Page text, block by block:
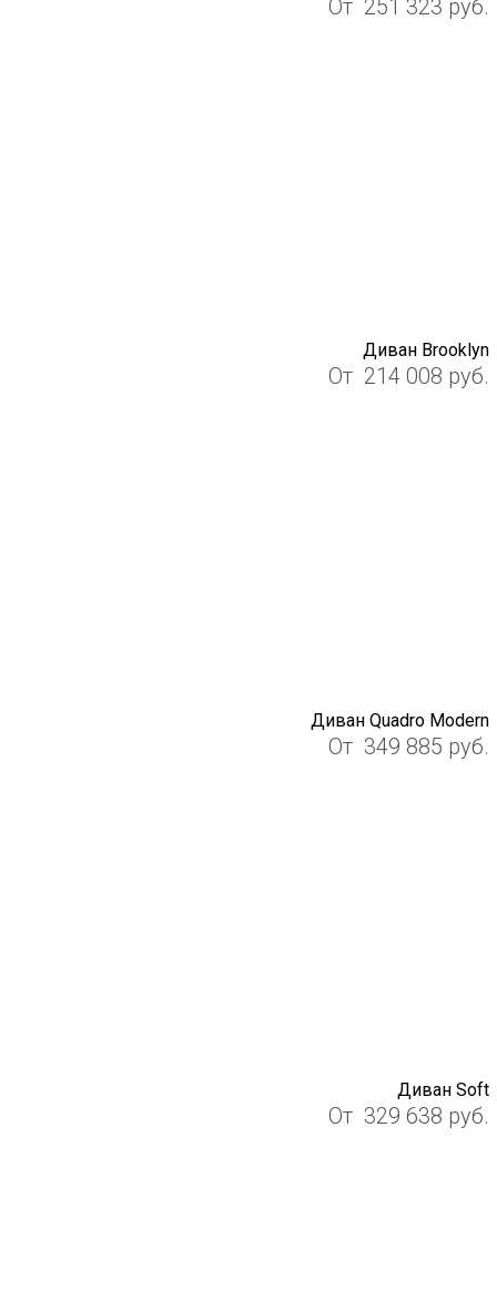
От 251 323 руб.
Диван Brooklyn
От 214 008 руб.
Диван Quadro Modern
От 349 885 руб.
Диван Soft
От 329 638 руб.